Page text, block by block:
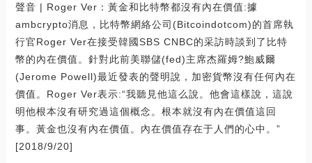
聲音 | Roger Ver：黃金和比特幣都沒有內在價值:據
ambcrypto消息，比特幣網絡公司(Bitcoindotcom)的首席執
行官Roger Ver在接受韓國SBS CNBC的采訪時談到了比特
幣的內在價值。針對此前美聯儲(fed)主席杰羅姆?鮑威爾
(Jerome Powell)最近發表的聲明說，加密貨幣沒有任何內在
價值。Roger Ver表示:“我聽見他這么說。他會這樣說，這說
明他根本沒有研究過這個概念。根本就沒有內在價值這回
事。黃金也沒有內在價值。內在價值存在于人們的心中。”
[2018/9/20]